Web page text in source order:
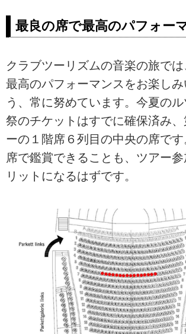
最良の席で最高のパフォー
クラブツーリズムの音楽の旅で
最高のパフォーマンスをお楽しみ
う、常に努めています。今夏の
祭のチケットはすでに確保済み、
ーの１階席６列目の中央の席で
席で鑑賞できることも、ツアー
リットになるはずです。